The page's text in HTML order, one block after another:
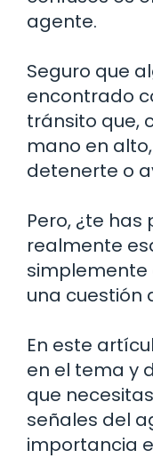
agente.
Seguro que
encontrado
tránsito que,
mano en
detenerte o
Pero, ¿te
realmente
simplemente
una cuestión
En este
en el tema y
que
señales del
importancia